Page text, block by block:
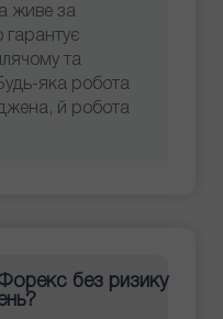
живе за
та
яка робота
й робота
без ризику